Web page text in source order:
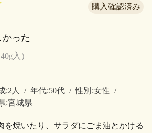
った
入）
:2人 年代:50代 性別:女性
:宮城県
を焼いたり、サラダにごま油とかける